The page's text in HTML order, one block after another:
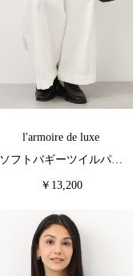
l'armoire de luxe
ソフトバギーツイルパ…
￥13,200